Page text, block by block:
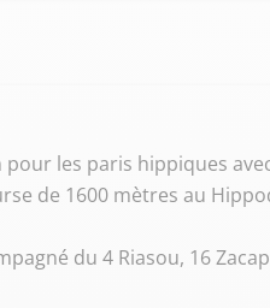
les paris hippiques
de 1600 mètres au
du 4 Riasou, 16